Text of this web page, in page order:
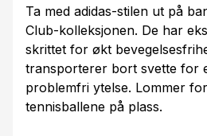
Ta med adidas-stilen ut på
Club-kolleksjonen. De har
skrittet for økt
transporterer bort svette for
problemfri ytelse. Lommer
tennisballene på plass.